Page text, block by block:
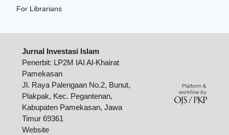
For Librarians
Jurnal Investasi Islam
Penerbit: LP2M IAI Al-Khairat
Pamekasan
Jl. Raya Palengaan No.2, Bunut,
Plakpak, Kec. Pegantenan,
Kabupaten Pamekasan, Jawa
Timur 69361
Website